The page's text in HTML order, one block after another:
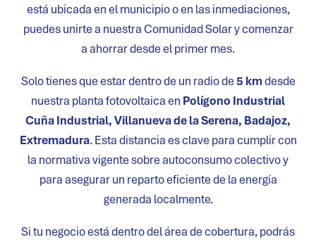
está ubicada en el municipio o en las inmediaciones,
puedes unirte a nuestra Comunidad Solar y comenzar
a ahorrar desde el primer mes.
Solo tienes que estar dentro de un radio de5 kmdesde
nuestra planta fotovoltaica en Polígono Industrial
Cuña Industrial, Villanueva de la Serena, Badajoz,
Extremadura. Esta distancia es clave para cumplir con
la normativa vigente sobre autoconsumo colectivo y
para asegurar un reparto eficiente de la energía
generada localmente.
Si tu negocio está dentro del área de cobertura, podrás